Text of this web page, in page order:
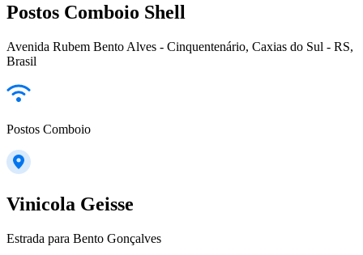
Postos Comboio Shell
Avenida Rubem Bento Alves - Cinquentenário, Caxias do Sul - RS,
Brasil
Postos Comboio
Vinicola Geisse
Estrada para Bento Gonçalves